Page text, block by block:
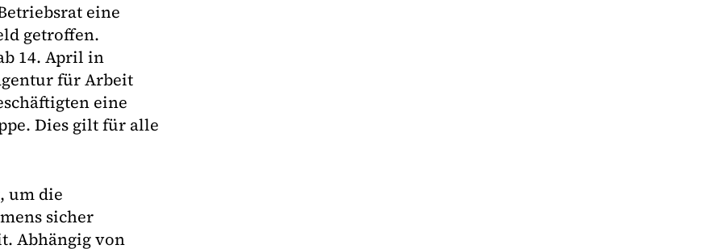
eine
getroffen.
14. April in
für Arbeit
eine
Dies gilt für alle
um die
sicher
Abhängig von